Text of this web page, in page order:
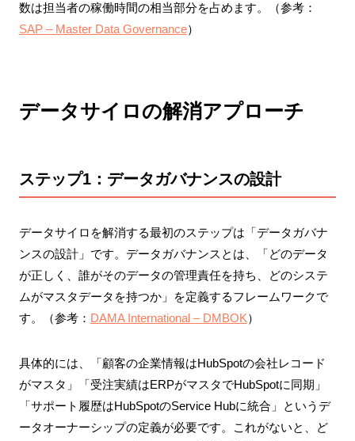
数は担当者の稼働時間の相当部分を占めます。（参考：
SAP – Master Data Governance）
データサイロの解消アプローチ
ステップ1：データガバナンスの設計
データサイロを解消する最初のステップは「データガバナ
ンスの設計」です。データガバナンスとは、「どのデータ
が正しく、誰がそのデータの管理責任を持ち、どのシステ
ムがマスタデータを持つか」を定義するフレームワークで
す。（参考： DAMA International – DMBOK）
具体的には、「顧客の企業情報はHubSpotの会社レコード
がマスタ」「受注実績はERPがマスタでHubSpotに同期」
「サポート履歴はHubSpotのService Hubに統合」というデ
ータオーナーシップの定義が必要です。これがないと、ど